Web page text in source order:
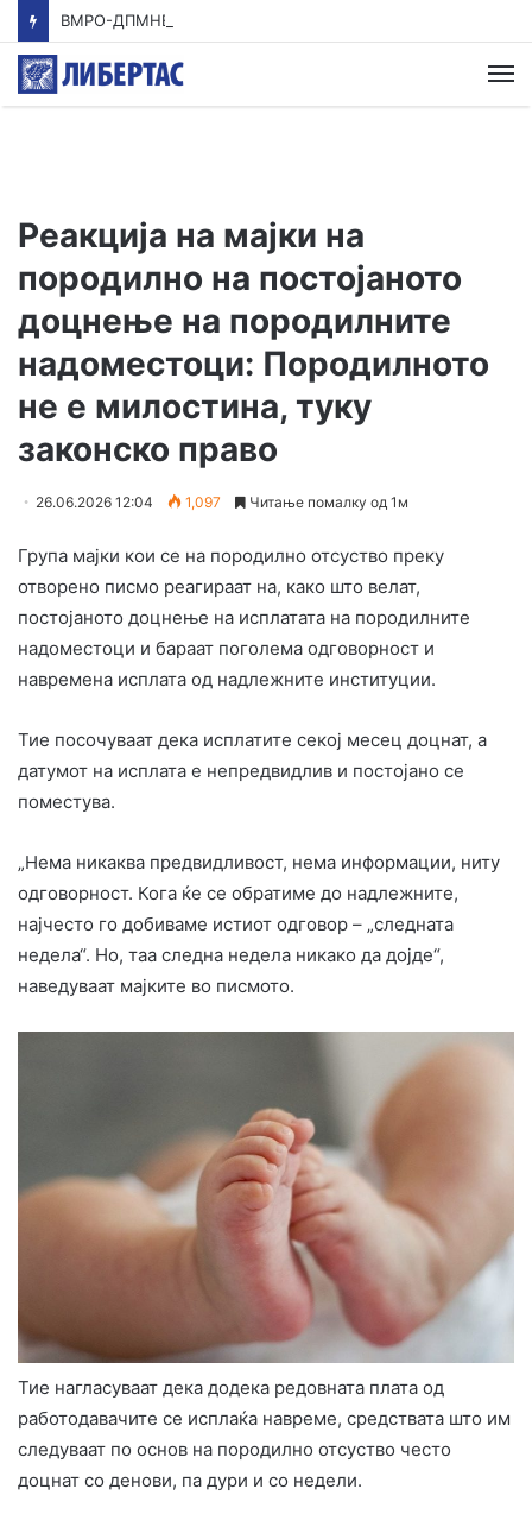
Реакција на мајки на
породилно на постојаното
доцнење на породилните
надоместоци: Породилното
не е милостина, туку
законско право
26.06.2026 12:04 1,097 Читање помалку од 1м
Група мајки кои се на породилно отсуство преку
отворено писмо реагираат на, како што велат,
постојаното доцнење на исплатата на породилните
надоместоци и бараат поголема одговорност и
навремена исплата од надлежните институции.
Тие посочуваат дека исплатите секој месец доцнат, а
датумот на исплата е непредвидлив и постојано се
поместува.
„Нема никаква предвидливост, нема информации, ниту
одговорност. Кога ќе се обратиме до надлежните,
најчесто го добиваме истиот одговор – „следната
недела“. Но, таа следна недела никако да дојде“,
наведуваат мајките во писмото.
Тие нагласуваат дека додека редовната плата од
работодавачите се исплаќа навреме, средствата што им
следуваат по основ на породилно отсуство често
доцнат со денови, па дури и со недели.